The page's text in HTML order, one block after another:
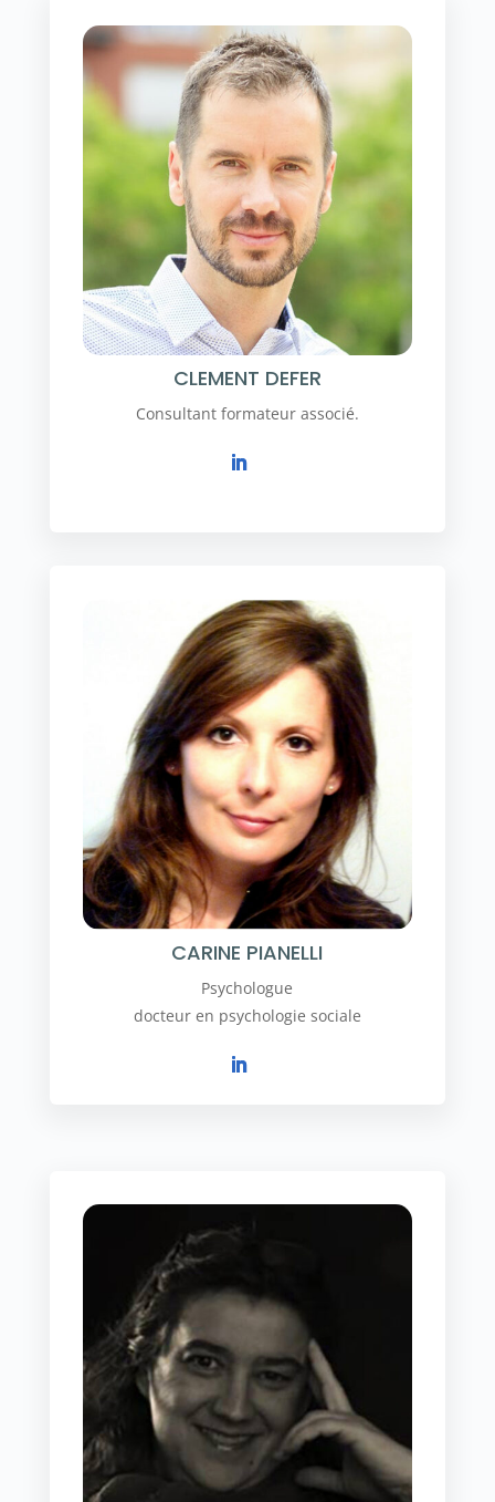
CLEMENT DEFER
Consultant formateur associé.
CARINE PIANELLI
Psychologue
docteur en psychologie sociale